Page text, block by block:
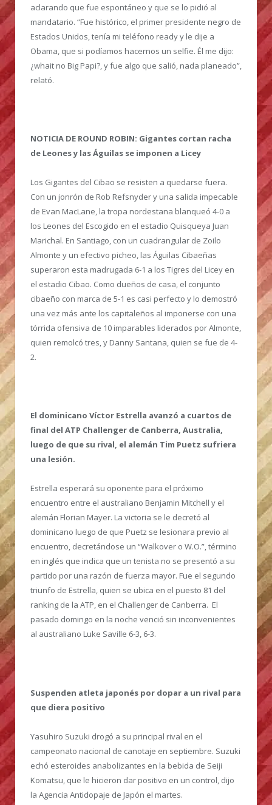
aclarando que fue espontáneo y que se lo pidió al
mandatario. “Fue histórico, el primer presidente negro de
Estados Unidos, tenía mi teléfono ready y le dije a
Obama, que si podíamos hacernos un selfie. Él me dijo:
¿whait no Big Papi?, y fue algo que salió, nada planeado”,
relató.
NOTICIA DE ROUND ROBIN: Gigantes cortan racha
de Leones y las Águilas se imponen a Licey
Los Gigantes del Cibao se resisten a quedarse fuera.
Con un jonrón de Rob Refsnyder y una salida impecable
de Evan MacLane, la tropa nordestana blanqueó 4-0 a
los Leones del Escogido en el estadio Quisqueya Juan
Marichal. En Santiago, con un cuadrangular de Zoilo
Almonte y un efectivo picheo, las Águilas Cibaeñas
superaron esta madrugada 6-1 a los Tigres del Licey en
el estadio Cibao. Como dueños de casa, el conjunto
cibaeño con marca de 5-1 es casi perfecto y lo demostró
una vez más ante los capitaleños al imponerse con una
tórrida ofensiva de 10 imparables liderados por Almonte,
quien remolcó tres, y Danny Santana, quien se fue de 4-
2.
El dominicano Víctor Estrella avanzó a cuartos de
final del ATP Challenger de Canberra, Australia,
luego de que su rival, el alemán Tim Puetz sufriera
una lesión.
Estrella esperará su oponente para el próximo
encuentro entre el australiano Benjamin Mitchell y el
alemán Florian Mayer. La victoria se le decretó al
dominicano luego de que Puetz se lesionara previo al
encuentro, decretándose un “Walkover o W.O.”, término
en inglés que indica que un tenista no se presentó a su
partido por una razón de fuerza mayor. Fue el segundo
triunfo de Estrella, quien se ubica en el puesto 81 del
ranking de la ATP, en el Challenger de Canberra. El
pasado domingo en la noche venció sin inconvenientes
al australiano Luke Saville 6-3, 6-3.
Suspenden atleta japonés por dopar a un rival para
que diera positivo
Yasuhiro Suzuki drogó a su principal rival en el
campeonato nacional de canotaje en septiembre. Suzuki
echó esteroides anabolizantes en la bebida de Seiji
Komatsu, que le hicieron dar positivo en un control, dijo
la Agencia Antidopaje de Japón el martes.